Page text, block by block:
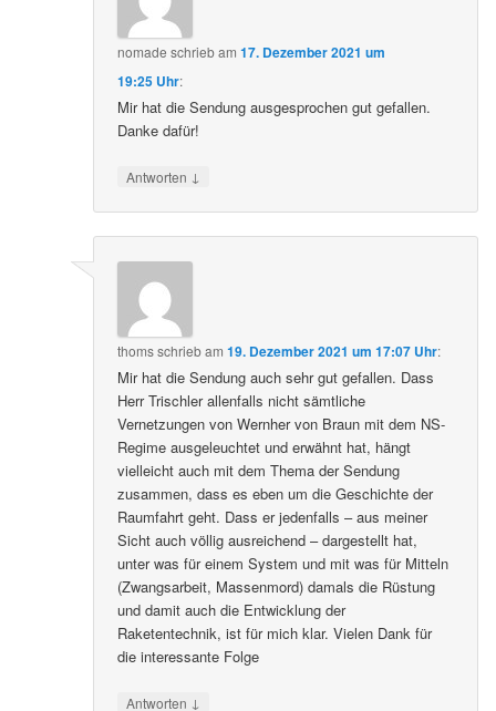
nomade schriebam17. Dezember 2021 um
19:25 Uhr:
Mir hat die Sendung ausgesprochen gut gefallen.
Danke dafür!
Antworten ↓
thomsschriebam19. Dezember 2021 um 17:07 Uhr:
Mir hat die Sendung auch sehr gut gefallen. Dass
Herr Trischler allenfalls nicht sämtliche
Vernetzungen von Wernher von Braun mit dem NS-
Regime ausgeleuchtet und erwähnt hat, hängt
vielleicht auch mit dem Thema der Sendung
zusammen, dass es eben um die Geschichte der
Raumfahrt geht. Dass er jedenfalls – aus meiner
Sicht auch völlig ausreichend – dargestellt hat,
unter was für einem System und mit was für Mitteln
(Zwangsarbeit, Massenmord) damals die Rüstung
und damit auch die Entwicklung der
Raketentechnik, ist für mich klar. Vielen Dank für
die interessante Folge
Antworten ↓